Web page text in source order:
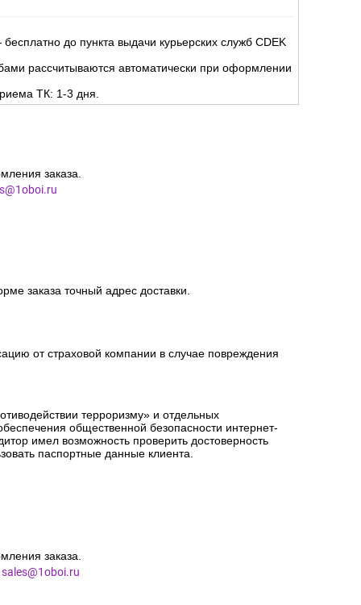
до пункта выдачи курьерских служб CDEK
рассчитываются автоматически при оформлении
ТК: 1-3 дня.
заказа.
заказа точный адрес доставки.
от страховой компании в случае повреждения
терроризму» и отдельных
общественной безопасности интернет-
имел возможность проверить достоверность
паспортные данные клиента.
заказа.
sales@1oboi.ru